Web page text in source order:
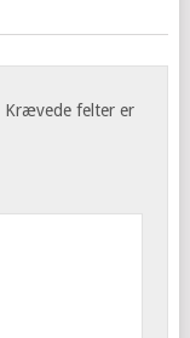
Krævede felter er